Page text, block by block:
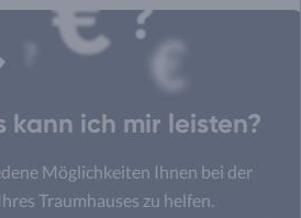
kann ich mir leisten?
Möglichkeiten Ihnen bei der
Traumhauses zu helfen.